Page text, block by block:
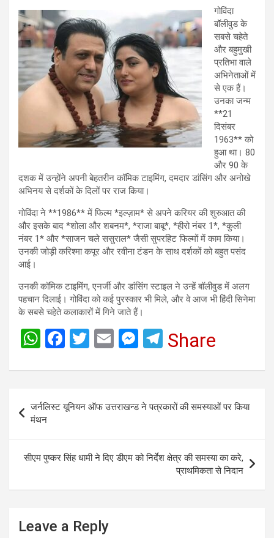
at
s
A
p
ce
b
o
o
k
tt
er
ail se
n
g
er
e
gr
a
m
गोविंदा
बॉलीवुड के
सबसे चहेते
और बहुमुखी
प्रतिभा वाले
अभिनेताओं में
से एक हैं।
उनका जन्म
**21
दिसंबर
1963** को
हुआ था। 80
और 90 के
दशक में उन्होंने अपनी बेहतरीन कॉमिक टाइमिंग, दमदार डांसिंग और अनोखे
अभिनय से दर्शकों के दिलों पर राज किया।
गोविंदा ने **1986** में फिल्म *इल्ज़ाम* से अपने करियर की शुरुआत की
और इसके बाद *शोला और शबनम*, *राजा बाबू*, *हीरो नंबर 1*, *कुली
नंबर 1* और *साजन चले ससुराल* जैसी सुपरहिट फिल्मों में काम किया।
उनकी जोड़ी करिश्मा कपूर और रवीना टंडन के साथ दर्शकों को बहुत पसंद
आई।
उनकी कॉमिक टाइमिंग, एनर्जी और डांसिंग स्टाइल ने उन्हें बॉलीवुड में अलग
पहचान दिलाई। गोविंदा को कई पुरस्कार भी मिले, और वे आज भी हिंदी सिनेमा
के सबसे चहेते कलाकारों में गिने जाते हैं।
W
at
s
A
p
p
F
ce
b
o
o
k
T
tt
er
E
ail
M
se
n
g
er
T
e
gr
a
m
Share
navigation
जर्नलिस्ट यूनियन ऑफ उत्तराखन्ड ने पत्रकारों की समस्याओं पर किया
मंथन
सीएम पुष्कर सिंह धामी ने दिए डीएम को निर्देश क्षेत्र की समस्या का करे,
प्राथमिकता से निदान
Leave a Reply